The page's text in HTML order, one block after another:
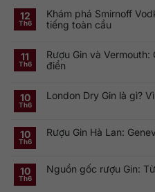
12
Th6
Khám phá Smirnoff
tiếng toàn cầu
bình
luận
ở
Vodka:
Nga
nổi
11
Th6
Rượu Gin và
điển
bình
luận
và
Vermouth:
hồn
của
10
Th6
London Dry Gin là gì?
luận
ở
là
10
Th6
Rượu Gin Hà Lan:
luận
ở
10
Th6
Nguồn gốc rượu Gin: